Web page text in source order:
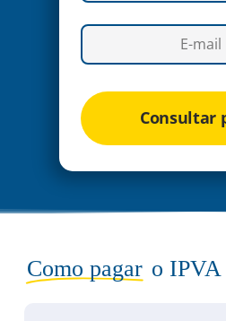
Consultar
Como pagar o IPVA